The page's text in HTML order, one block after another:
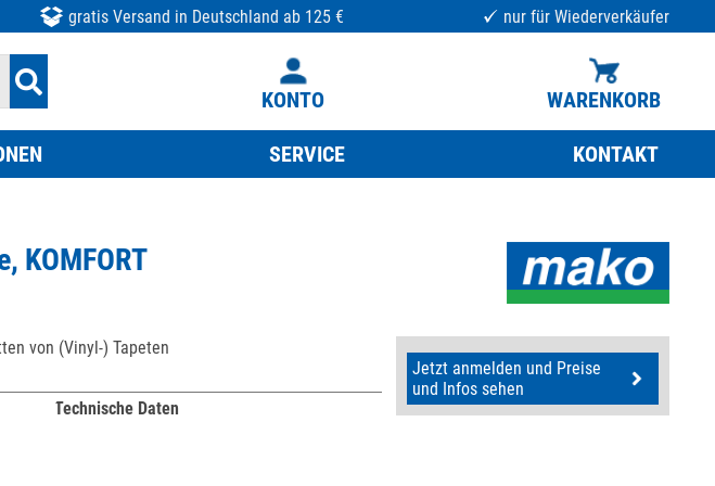
gratis Versand in Deutschland ab 125 € nur für Wiederverkäufer
KONTO WARENKORB
SERVICE KONTAKT
KOMFORT
von (Vinyl-) Tapeten
Technische Daten
Jetzt anmelden und Preise
und Infos sehen